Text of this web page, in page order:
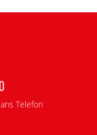
Telefon